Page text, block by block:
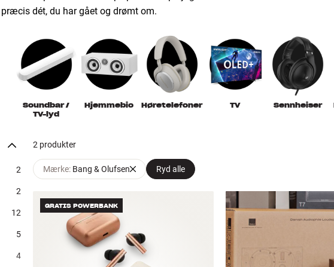
dét, du har gået og drømt om.
Soundbar /
TV-lyd
Hjemmebio Høretelefoner TV Sennheiser
2
2
12
5
4
2 produkter
Mærke: Bang & Olufsen Ryd alle
GRATIS POWERBANK